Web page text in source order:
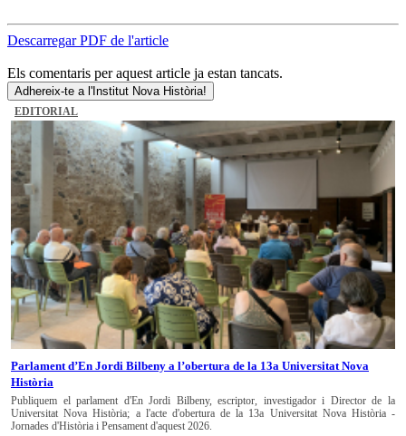
Descarregar PDF de l'article
Els comentaris per aquest article ja estan tancats.
Adhereix-te a l'Institut Nova Història!
EDITORIAL
Parlament d’En Jordi Bilbeny a l’obertura de la 13a Universitat Nova
Història
Publiquem el parlament d'En Jordi Bilbeny, escriptor, investigador i Director de la
Universitat Nova Història; a l'acte d'obertura de la 13a Universitat Nova Història -
Jornades d'Història i Pensament d'aquest 2026.